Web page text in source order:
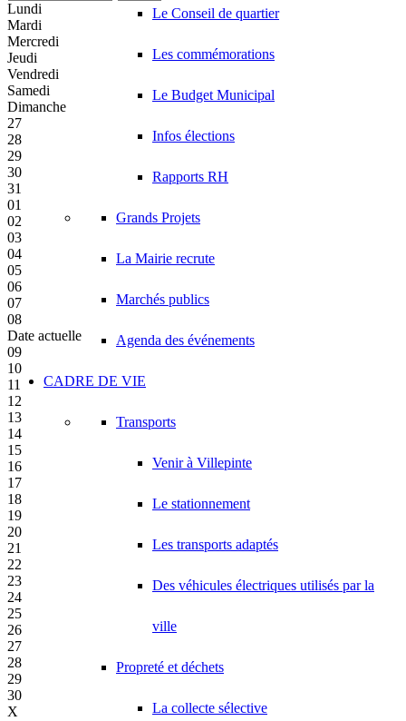
Le Conseil de quartier
Les commémorations
Le Budget Municipal
Infos élections
Rapports RH
Grands Projets
La Mairie recrute
Marchés publics
Agenda des événements
CADRE DE VIE
Transports
Venir à Villepinte
Le stationnement
Les transports adaptés
Des véhicules électriques utilisés par la
ville
Propreté et déchets
La collecte sélective
Lundi
Mardi
Mercredi
Jeudi
Vendredi
Samedi
Dimanche
27
28
29
30
31
01
02
03
04
05
06
07
08
Date actuelle
09
10
11
12
13
14
15
16
17
18
19
20
21
22
23
24
25
26
27
28
29
30
X